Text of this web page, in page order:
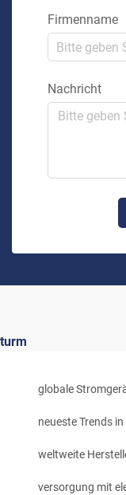
Firmenname
Nachricht
turm
globale
neueste Trends
weltweite
versorgung mit